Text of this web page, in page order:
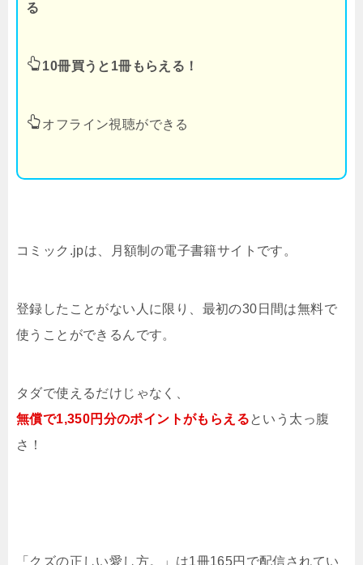
る
10冊買うと1冊もらえる！
オフライン視聴ができる
コミック.jpは、月額制の電子書籍サイトです。
登録したことがない人に限り、最初の30日間は無料で
使うことができるんです。
タダで使えるだけじゃなく、
無償で1,350円分のポイントがもらえるという太っ腹
さ！
「クズの正しい愛し方。」は1冊165円で配信されてい